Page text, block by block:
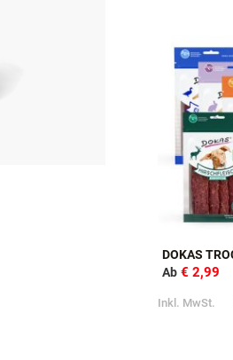
DOKAS
Ab € 2,99
Inkl. MwSt.